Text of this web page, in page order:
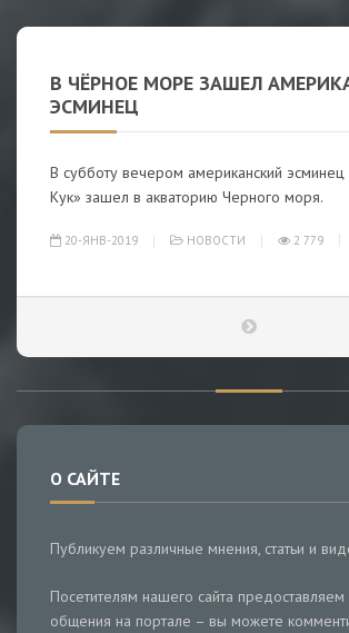
В ЧЁРНОЕ МОРЕ ЗАШЕЛ
ЭСМИНЕЦ
В субботу вечером американский
Кук» зашел в акваторию Черного моря.
20-ЯНВ-2019 НОВОСТИ 2 779
О САЙТЕ
Публикуем различные мнения, статьи и
Посетителям нашего сайта
общения на портале – вы можете